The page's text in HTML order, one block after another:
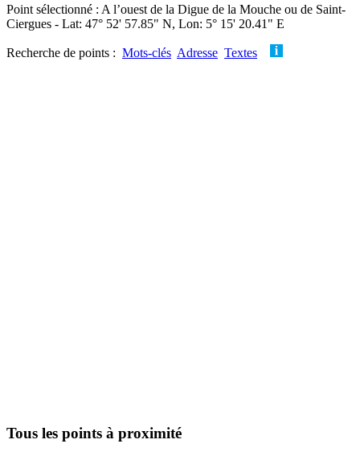
Point sélectionné : A l’ouest de la Digue de la Mouche ou de Saint-
Ciergues - Lat: 47° 52' 57.85" N, Lon: 5° 15' 20.41" E
Recherche de points : Mots-clés Adresse Textes
Tous les points à proximité